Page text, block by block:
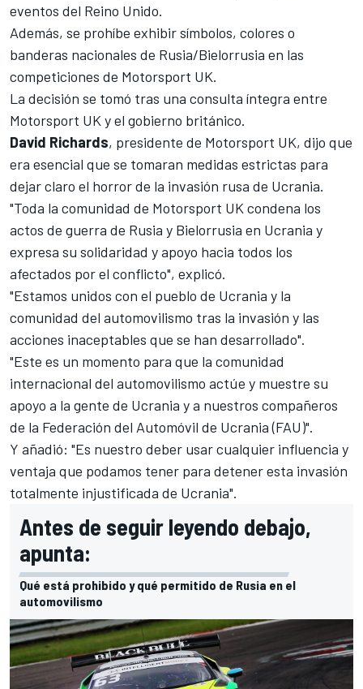
eventos del Reino Unido.
Además, se prohíbe exhibir símbolos, colores o
banderas nacionales de Rusia/Bielorrusia en las
competiciones de Motorsport UK.
La decisión se tomó tras una consulta íntegra entre
Motorsport UK y el gobierno británico.
David Richards, presidente de Motorsport UK, dijo que
era esencial que se tomaran medidas estrictas para
dejar claro el horror de la invasión rusa de Ucrania.
"Toda la comunidad de Motorsport UK condena los
actos de guerra de Rusia y Bielorrusia en Ucrania y
expresa su solidaridad y apoyo hacia todos los
afectados por el conflicto", explicó.
"Estamos unidos con el pueblo de Ucrania y la
comunidad del automovilismo tras la invasión y las
acciones inaceptables que se han desarrollado".
"Este es un momento para que la comunidad
internacional del automovilismo actúe y muestre su
apoyo a la gente de Ucrania y a nuestros compañeros
de la Federación del Automóvil de Ucrania (FAU)".
Y añadió: "Es nuestro deber usar cualquier influencia y
ventaja que podamos tener para detener esta invasión
totalmente injustificada de Ucrania".
Antes de seguir leyendo debajo,
apunta:
Qué está prohibido y qué permitido de Rusia en el
automovilismo